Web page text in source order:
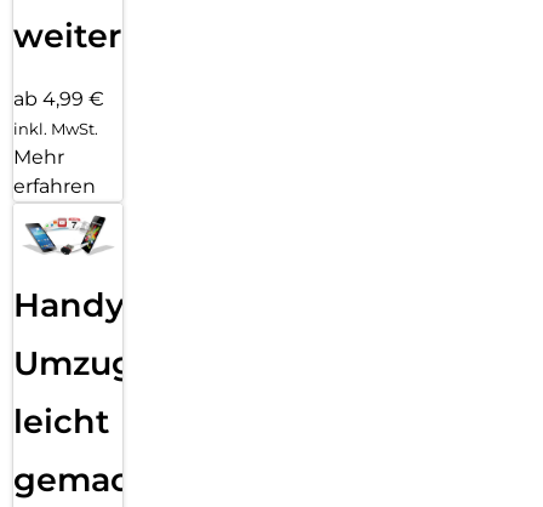
weiter
ab 4,99 €
inkl. MwSt.
Mehr
erfahren
Handy
Umzug
leicht
gemacht!